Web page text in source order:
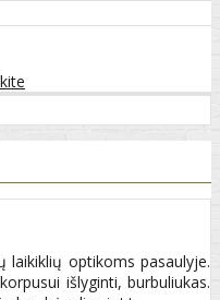
laikiklių optikoms pasaulyje.
išlyginti, burbuliukas.